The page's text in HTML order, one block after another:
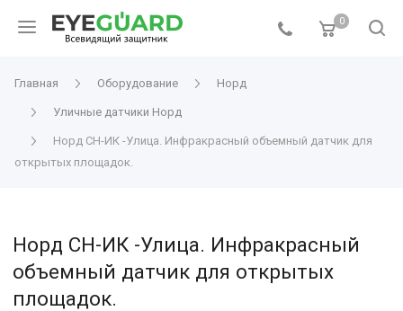
0
Главная Оборудование Норд
Уличные датчики Норд
Норд СН-ИК -Улица. Инфракрасный объемный датчик для
открытых площадок.
Норд СН-ИК -Улица. Инфракрасный
объемный датчик для открытых
площадок.